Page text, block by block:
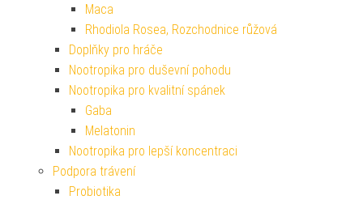
Maca
Rhodiola Rosea, Rozchodnice růžová
Doplňky pro hráče
Nootropika pro duševní pohodu
Nootropika pro kvalitní spánek
Gaba
Melatonin
Nootropika pro lepší koncentraci
Podpora trávení
Probiotika